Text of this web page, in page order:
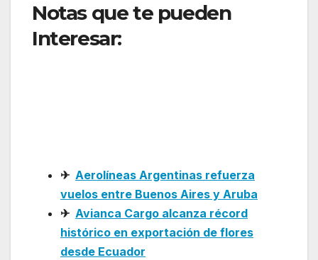
Notas que te pueden
Interesar:
✈ Aerolíneas Argentinas refuerza
vuelos entre Buenos Aires y Aruba
✈ Avianca Cargo alcanza récord
histórico en exportación de flores
desde Ecuador